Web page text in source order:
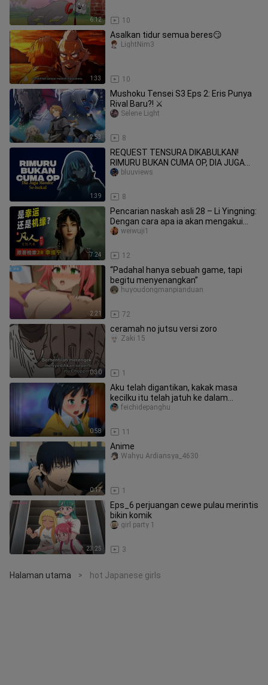
6:12 10
1:33
Asalkan tidur semua beres😏
10
LightNim3
2:53
Mushoku Tensei S3 Eps 2: Eris Punya
Rival Baru?! ⚔️
8
Selene Light
1:39
REQUEST TENSURA DIKABULKAN!
RIMURU BUKAN CUMA OP, DIA JUGA
MANDOR SE-ISekai 😭
8
bluuviews
7:24
Pencarian naskah asli 28 – Li Yingning:
Dengan cara apa ia akan mengakui
identitasnya di hadapan Han
12
weiwuji1
2:21
“Padahal hanya sebuah game, tapi
begitu menyenangkan”
72
huyoudongmanpianduan
0:30
ceramah no jutsu versi zoro
1
Zaki 15
0:58
Aku telah digantikan, kakak masa
kecilku itu telah jatuh ke dalam
keburukan
11
feichidepanghu
0:17
Anime
1
Wahyu Ardiansya_4630
23:25
Eps_6 perjuangan cewe pulau merintis
bikin komik
3
girl party 1
Halaman utama > hot Japanese girls